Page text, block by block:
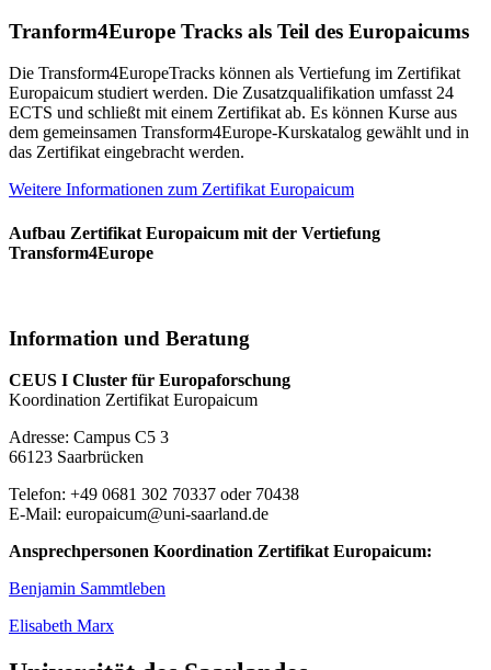
Tranform4Europe Tracks als Teil des Europaicums
Die Transform4EuropeTracks können als Vertiefung im Zertifikat
Europaicum studiert werden. Die Zusatzqualifikation umfasst 24
ECTS und schließt mit einem Zertifikat ab. Es können Kurse aus
dem gemeinsamen Transform4Europe-Kurskatalog gewählt und in
das Zertifikat eingebracht werden.
Weitere Informationen zum Zertifikat Europaicum
Aufbau Zertifikat Europaicum mit der Vertiefung
Transform4Europe
Information und Beratung
CEUS I Cluster für Europaforschung
Koordination Zertifikat Europaicum
Adresse: Campus C5 3
66123 Saarbrücken
Telefon: +49 0681 302 70337 oder 70438
E-Mail: europaicum@uni-saarland.de
Ansprechpersonen Koordination Zertifikat Europaicum:
Benjamin Sammtleben
Elisabeth Marx